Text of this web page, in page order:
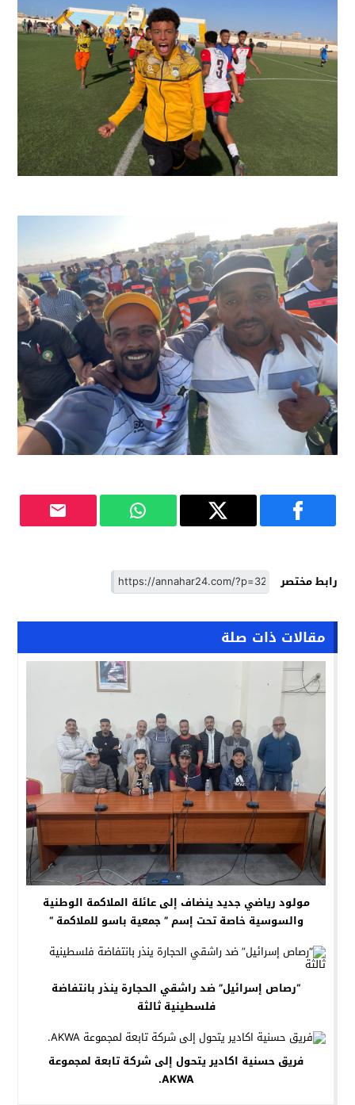
رابط مختصر
مقالات ذات صلة
مولود رياضي جديد ينضاف إلى عائلة الملاكمة الوطنية
والسوسية خاصة تحت إسم ” جمعية باسو للملاكمة “
“رصاص إسرائيل” ضد راشقي الحجارة ينذر بانتفاضة
فلسطينية ثالثة
فريق حسنية اكادير يتحول إلى شركة تابعة لمجموعة
AKWA.